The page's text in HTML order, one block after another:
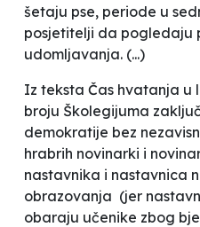
šetaju pse, periode u
posjetitelji da pogledaju
udomljavanja. (...)
Iz teksta Čas hvatanja u
broju Školegijuma
demokratije bez
hrabrih novinarki i
nastavnika i nastavnica
obrazovanja (jer
obaraju učenike zbog